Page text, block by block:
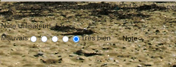
Créé le mercredi 13 avril 2016 14:04| Écrit
30985
Note utilisateur:/ 1
Mauvais
Très bien